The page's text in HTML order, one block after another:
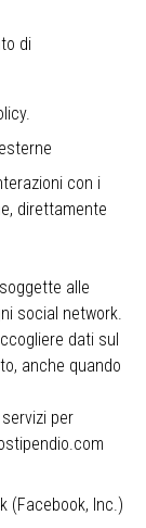
di
.
con i
direttamente
alle
social network.
dati sul
anche quando
per
(Facebook, Inc.)